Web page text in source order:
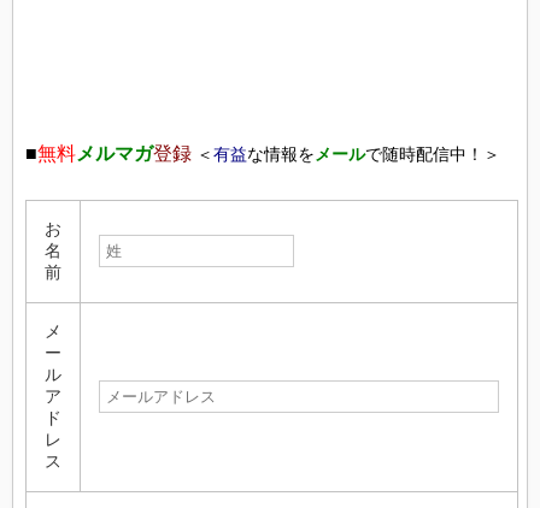
■無料メルマガ登録 ＜有益な情報を メールで随時配信中！＞
お
名
前
メ
ー
ル
ア
ド
レ
ス